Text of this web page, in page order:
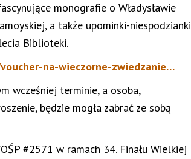
monografie o Władysławie
a także upominki-niespodzianki
Biblioteki.
na-wieczorne-zwiedzanie…
wcześniej terminie, a osoba,
będzie mogła zabrać ze sobą
#2571 w ramach 34. Finału Wielkiej